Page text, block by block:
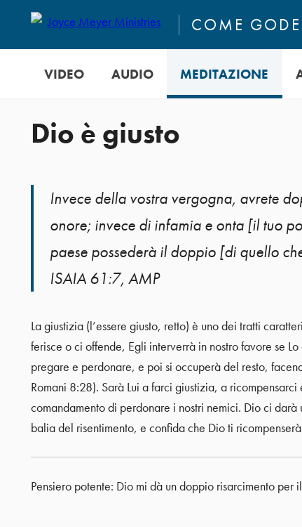
COME
VIDEO AUDIO MEDITAZIONE
Dio è giusto
Invece della vostra vergogna, avrete
onore; invece di infamia e onta [il tuo
paese possederà il doppio [di quello
ISAIA 61:7, AMP
La giustizia (l’essere giusto, retto) è uno dei tratti
ferisce o ci offende, Egli interverrà in nostro favore se
pregare e perdonare, e poi si occuperà del resto,
Romani 8:28). Sarà Lui a farci giustizia, a
comandamento di perdonare i nostri nemici. Dio ci
balia del risentimento, e confida che Dio ti
Pensiero potente: Dio mi dà un doppio risarcimento per